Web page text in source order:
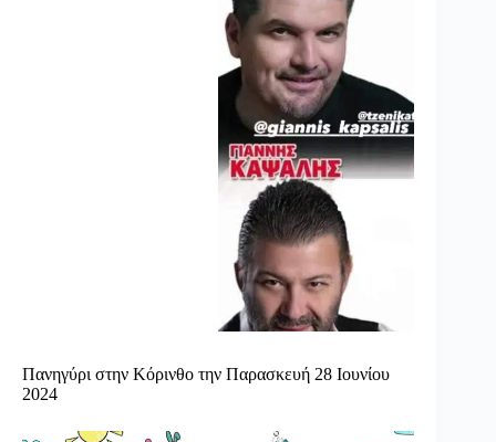
Πανηγύρι στην Κόρινθο την Παρασκευή 28 Ιουνίου
2024